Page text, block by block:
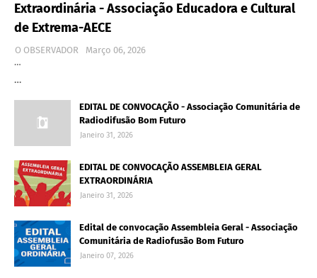
Extraordinária - Associação Educadora e Cultural
de Extrema-AECE
O OBSERVADOR
Março 06, 2026
…
…
EDITAL DE CONVOCAÇÃO - Associação Comunitária de
Radiodifusão Bom Futuro
Janeiro 31, 2026
EDITAL DE CONVOCAÇÃO ASSEMBLEIA GERAL
EXTRAORDINÁRIA
Janeiro 31, 2026
Edital de convocação Assembleia Geral - Associação
Comunitária de Radiofusão Bom Futuro
Janeiro 07, 2026